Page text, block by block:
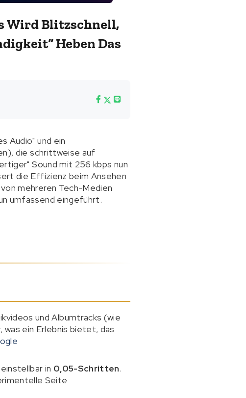
Wird Blitzschnell,
Heben Das
Audio" und ein
die schrittweise auf
Sound mit 256 kbps nun
die Effizienz beim Ansehen
mehreren Tech-Medien
umfassend eingeführt.
und Albumtracks (wie
ein Erlebnis bietet, das
einstellbar in 0,05-Schritten.
Seite